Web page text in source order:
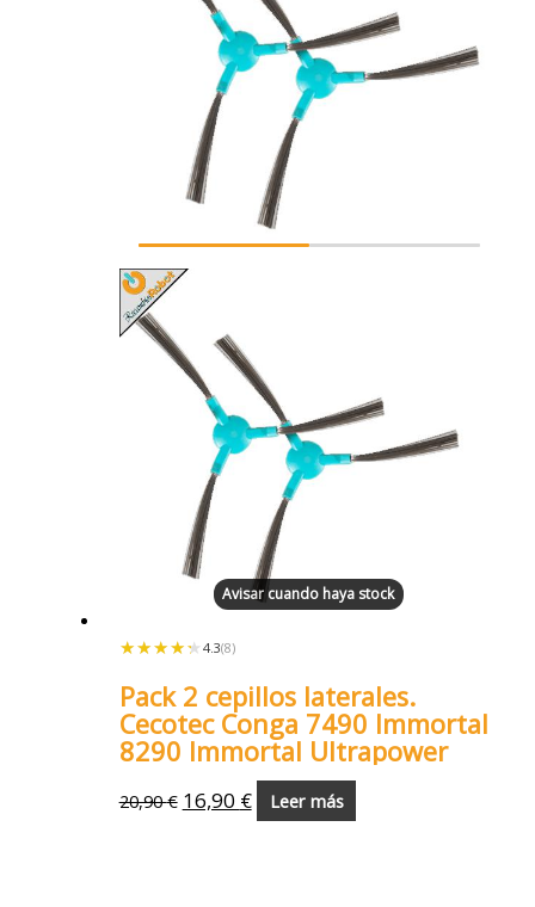
Avisar cuando haya stock
★★★★★
★★★★★ 4.3(8)
Pack 2 cepillos laterales.
Cecotec Conga 7490 Immortal
8290 Immortal Ultrapower
20,90€ 16,90 € Leer más